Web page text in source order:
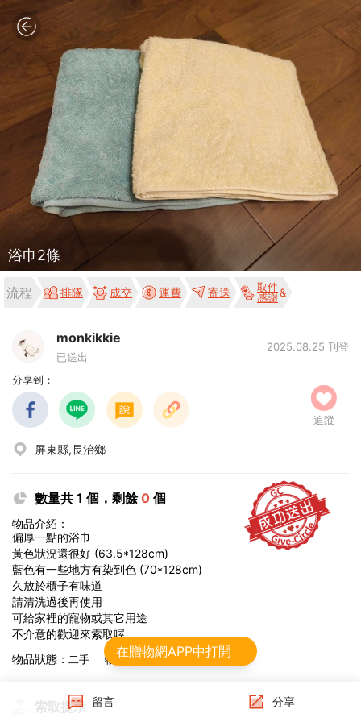
浴巾2條
流程 排隊 成交 運費 寄送
取件
感謝
monkikkie
已送出
2025.08.25 刊登
分享到：
追蹤
屏東縣,長治鄉
數量共 1 個，剩餘0 個
物品介紹：
偏厚一點的浴巾
黃色狀況還很好 (63.5*128cm)
藍色有一些地方有染到色 (70*128cm)
久放於櫃子有味道
請清洗過後再使用
可給家裡的寵物或其它用途
不介意的歡迎來索取喔
物品狀態： 二手 物品總價值：0~500元
索取提示 留言 分享
在贈物網APP中打開